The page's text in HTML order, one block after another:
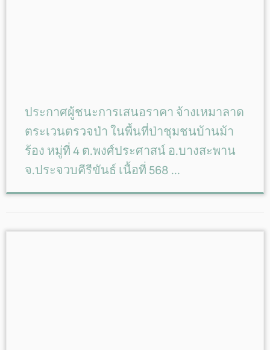
ประกาศผู้ชนะการเสนอราคา จ้างเหมาลาด
ตระเวนตรวจป่า ในพื้นที่ป่าชุมชนบ้านม้า
ร้อง หมู่ที่ 4 ต.พงศ์ประศาสน์ อ.บางสะพาน
จ.ประจวบคีรีขันธ์ เนื้อที่ 568 ...